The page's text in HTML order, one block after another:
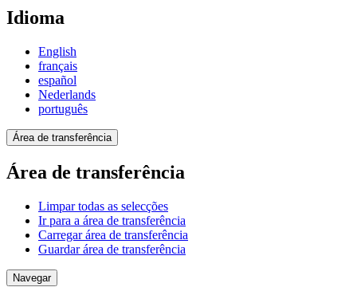
Idioma
English
français
español
Nederlands
português
Área de transferência
Área de transferência
Limpar todas as selecções
Ir para a área de transferência
Carregar área de transferência
Guardar área de transferência
Navegar